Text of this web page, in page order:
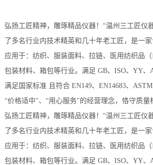
弘扬工匠精神，雕琢精品仪器！ “温州三工匠仪
了多名行业内技术精英和几十年老工匠，是一
应用于：纺织、服装面料、拉链、医用纺织品
包装材料、箱包等行业。满足 GB、ISO、YY
满足国家标准 且符合 EN149、EN14683、
“价格适中"、“用心服务"的经营理念，恪守质
弘扬工匠精神，雕琢精品仪器！“温州三工匠
了多名行业内技术精英和几十年老工匠，是一
应用于：纺织、服装面料、拉链、医用纺织品
包装材料、箱包等行业。满足 GB、ISO、YY